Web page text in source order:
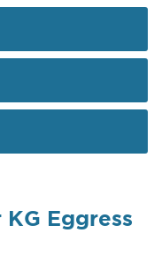
Eggress